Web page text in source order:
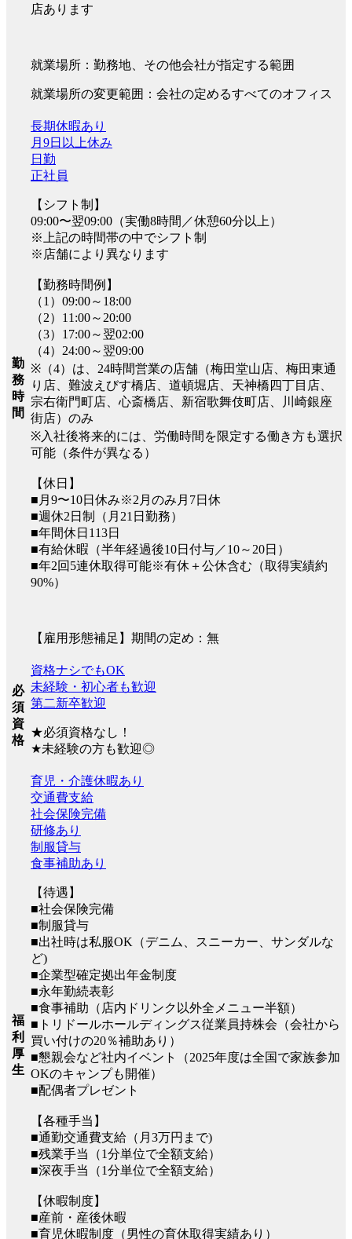
店あります
就業場所：勤務地、その他会社が指定する範囲
就業場所の変更範囲：会社の定めるすべてのオフィス
勤
務
時
間
長期休暇あり
月9日以上休み
日勤
正社員
【シフト制】
09:00〜翌09:00（実働8時間／休憩60分以上）
※上記の時間帯の中でシフト制
※店舗により異なります
【勤務時間例】
（1）09:00～18:00
（2）11:00～20:00
（3）17:00～翌02:00
（4）24:00～翌09:00
※（4）は、24時間営業の店舗（梅田堂山店、梅田東通
り店、難波えびす橋店、道頓堀店、天神橋四丁目店、
宗右衛門町店、心斎橋店、新宿歌舞伎町店、川崎銀座
街店）のみ
※入社後将来的には、労働時間を限定する働き方も選択
可能（条件が異なる）
【休日】
■月9〜10日休み※2月のみ月7日休
■週休2日制（月21日勤務）
■年間休日113日
■有給休暇（半年経過後10日付与／10～20日）
■年2回5連休取得可能※有休＋公休含む（取得実績約
90%）
【雇用形態補足】期間の定め：無
必
須
資
格
資格ナシでもOK
未経験・初心者も歓迎
第二新卒歓迎
★必須資格なし！
★未経験の方も歓迎◎
福
利
厚
生
育児・介護休暇あり
交通費支給
社会保険完備
研修あり
制服貸与
食事補助あり
【待遇】
■社会保険完備
■制服貸与
■出社時は私服OK（デニム、スニーカー、サンダルな
ど)
■企業型確定拠出年金制度
■永年勤続表彰
■食事補助（店内ドリンク以外全メニュー半額）
■トリドールホールディングス従業員持株会（会社から
買い付けの20％補助あり）
■懇親会など社内イベント（2025年度は全国で家族参加
OKのキャンプも開催）
■配偶者プレゼント
【各種手当】
■通勤交通費支給（月3万円まで)
■残業手当（1分単位で全額支給）
■深夜手当（1分単位で全額支給）
【休暇制度】
■産前・産後休暇
■育児休暇制度（男性の育休取得実績あり）